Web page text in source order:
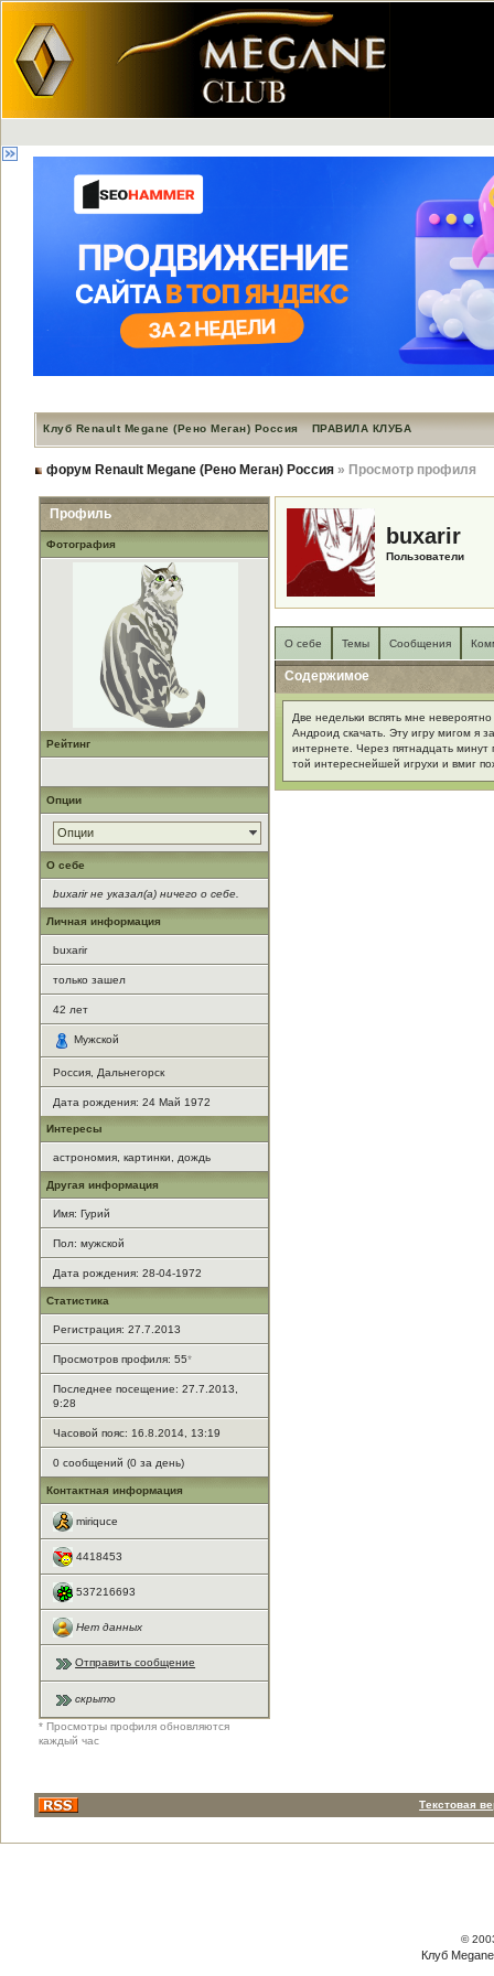
Клуб Renault Megane (Рено Меган) Россия ПРАВИЛА КЛУБА
форум Renault Megane (Рено Меган) Россия » Просмотр профиля
Профиль
Фотография
Рейтинг
Опции
Опции
О себе
buxarir не указал(а) ничего о себе.
Личная информация
buxarir
только зашел
42 лет
Мужской
Россия, Дальнегорск
Дата рождения: 24 Май 1972
Интересы
астрономия, картинки, дождь
Другая информация
Имя: Гурий
Пол: мужской
Дата рождения: 28-04-1972
Статистика
Регистрация: 27.7.2013
Просмотров профиля: 55*
Последнее посещение: 27.7.2013,
9:28
Часовой пояс: 16.8.2014, 13:19
0 сообщений (0 за день)
Контактная информация
miriquce
4418453
537216693
Нет данных
Отправить сообщение
скрыто
* Просмотры профиля обновляются
каждый час
buxarir
Пользователи
О себе Темы Сообщения
Содержимое
Две недельки вспять мне
Андроид скачать. Эту игру мигом я
интернете. Через пятнадцать
той интереснейшей игрухи и вмиг
Текстовая
©
Клуб